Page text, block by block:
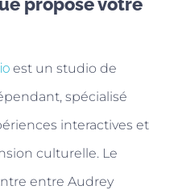
est un studio de
spécialisé
interactives et
culturelle. Le
entre Audrey